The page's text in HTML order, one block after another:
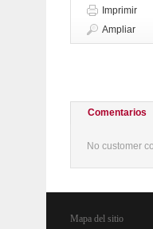
Imprimir
Ampliar
Comentarios
No customer
Mapa del sitio